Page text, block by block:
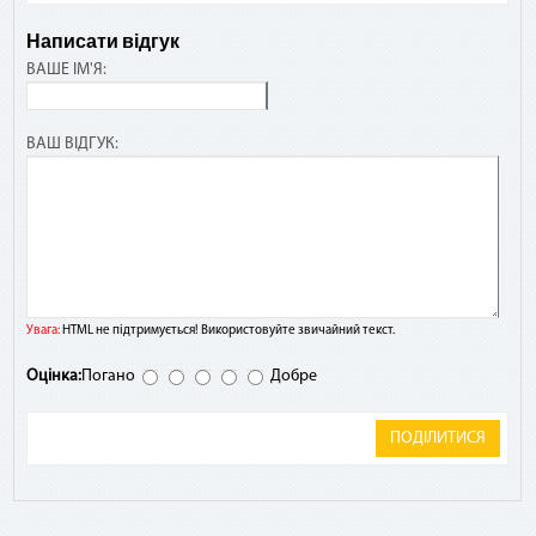
Написати відгук
ВАШЕ ІМ'Я:
ВАШ ВІДГУК:
Увага:HTML не підтримується! Використовуйте звичайний текст.
Оцінка:Погано Добре
ПОДІЛИТИСЯ